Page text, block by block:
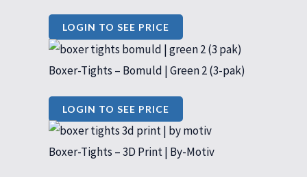
LOGIN TO SEE PRICE
Boxer-Tights – Bomuld | Green 2 (3-pak)
LOGIN TO SEE PRICE
Boxer-Tights – 3D Print | By-Motiv